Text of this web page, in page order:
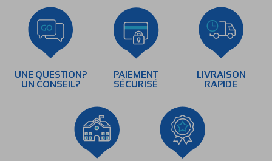
UNE QUESTION?
UN CONSEIL?
PAIEMENT
SÉCURISÉ
LIVRAISON
RAPIDE